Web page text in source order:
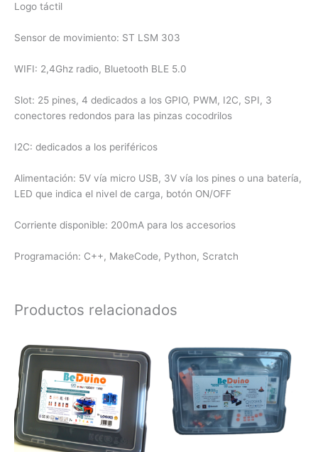
Logo táctil
Sensor de movimiento: ST LSM 303
WIFI: 2,4Ghz radio, Bluetooth BLE 5.0
Slot: 25 pines, 4 dedicados a los GPIO, PWM, I2C, SPI, 3
conectores redondos para las pinzas cocodrilos
I2C: dedicados a los periféricos
Alimentación: 5V vía micro USB, 3V vía los pines o una batería,
LED que indica el nivel de carga, botón ON/OFF
Corriente disponible: 200mA para los accesorios
Programación: C++, MakeCode, Python, Scratch
Productos relacionados